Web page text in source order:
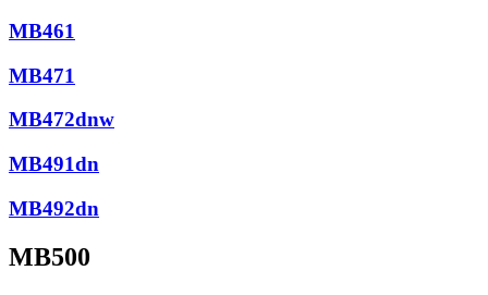
MB461
MB471
MB472dnw
MB491dn
MB492dn
MB500